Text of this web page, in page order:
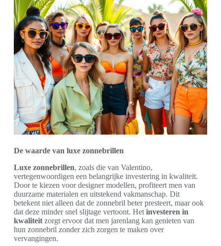
De waarde van luxe zonnebrillen
Luxe zonnebrillen, zoals die van Valentino,
vertegenwoordigen een belangrijke investering in kwaliteit.
Door te kiezen voor designer modellen, profiteert men van
duurzame materialen en uitstekend vakmanschap. Dit
betekent niet alleen dat de zonnebril beter presteert, maar ook
dat deze minder snel slijtage vertoont. Het investeren in
kwaliteit zorgt ervoor dat men jarenlang kan genieten van
hun zonnebril zonder zich zorgen te maken over
vervangingen.